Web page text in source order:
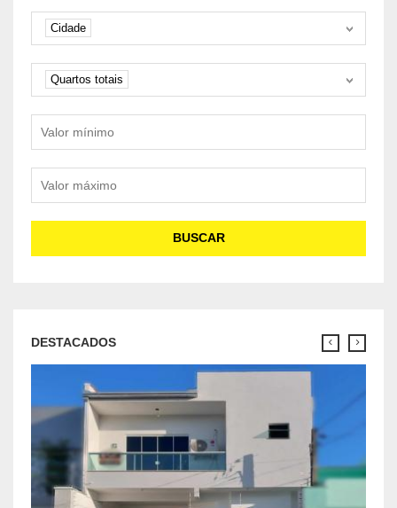
Cidade
Cidade
Quartos
Quartos totais
BUSCAR
DESTACADOS